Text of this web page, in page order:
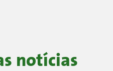
notícias